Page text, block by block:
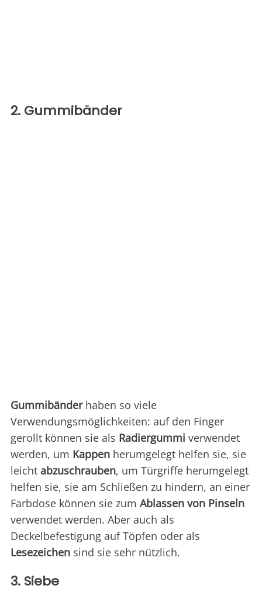
2. Gummibänder
Gummibänderhaben so viele
Verwendungsmöglichkeiten: auf den Finger
gerollt können sie als Radiergummi verwendet
werden, um Kappen herumgelegt helfen sie, sie
leicht abzuschrauben, um Türgriffe herumgelegt
helfen sie, sie am Schließen zu hindern, an einer
Farbdose können sie zum Ablassen von Pinseln
verwendet werden. Aber auch als
Deckelbefestigung auf Töpfen oder als
Lesezeichen sind sie sehr nützlich.
3. Siebe